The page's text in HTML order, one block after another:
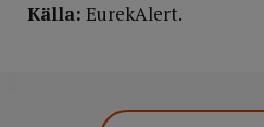
Källa: EurekAlert.